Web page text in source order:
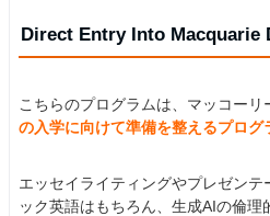
Direct Entry Into Macquarie
こちらのプログラムは、マッコーリ
の入学に向けて準備を整えるプログ
エッセイライティングやプレゼンテ
ック英語はもちろん、生成AIの倫理